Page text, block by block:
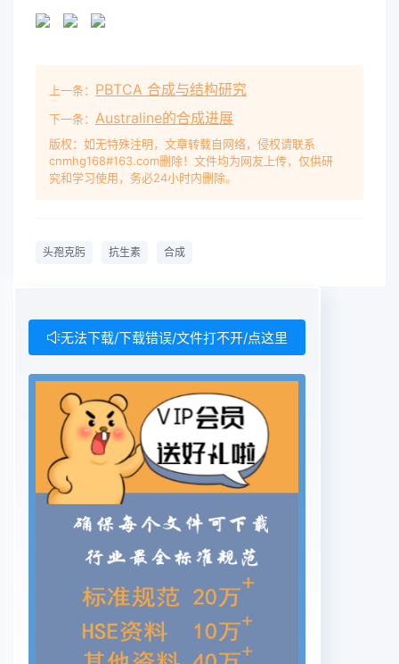
Hangzhou 310027)ABSTRACT: Cefixime was
benzothiazolyl (Z) -2- (2-aminothiazole-4-yl)
-2- methoxycartbonyl-methoxyiminothioacetate
via acylation andhydrolysis with 92% yield.Key
Words: cefixime; antibiotics; synthesis头孢克肟
(cefixime， 1)， 化学名为(6R,7R) -7-于工业化生
基]-3-乙烯基-8-氧代-5-硫杂-1-氮杂双头孢烯4-羧
基硫代乙酸(S) -2-苯并噻唑酯株式会社研制开发的
第三代头孢类抗生素，1987 年(MICA活性酯，3) 在
三乙胺催化下经酰化、水解首次在日本上市“”，我国
于1994年开始进口1原反应制得1,并进行了工艺优
化，省略了酰化液萃料及制剂。本品临床效果显著，
疗效确切且不良反取过滤、萃取液脱色过滤工序，同
时在结晶工序应小，用药量呈上升趋势(2。中加入正
丁醇作为结晶溶剂。改进后的新工艺有1的合成路线
较多(3-8,但存在以下不足:①以下优点:①“一锅法”
合成1,避免了离心分苯并噻唑叔丁基活性酯市场上不
易采购，价格昂离1甲酯、1粗品等中间体及其千燥工
序，工艺设贵;②采用大量甲酸、硫酸或高氯酸等强
酸进行水计合理，路线明显缩短，降低了劳动强度和
污水解，对生产设备腐蚀性大，反应条件苛刻，水解
液排放量，较符合安全环保要求;设备投资少，生颜
上一条： PBTCA 合成与结构研究
下一条： Australine的合成进展
版权：如无特殊注明，文章转载自网络，侵权请联系
cnmhg168#163.com删除！文件均为网友上传，仅供研
究和学习使用，务必24小时内删除。
头孢克肟 抗生素 合成
无法下载/下载错误/文件打不开/点这里